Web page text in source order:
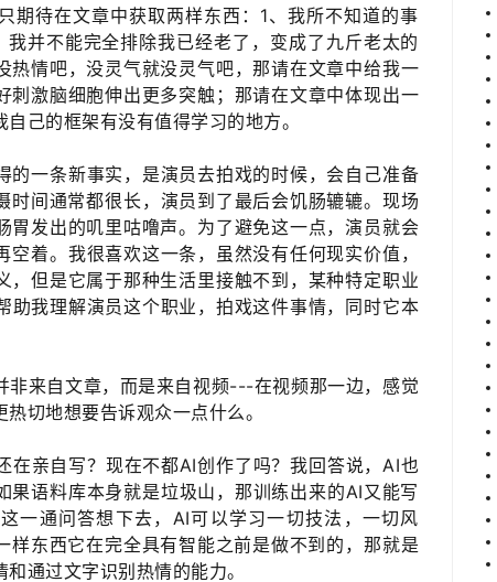
期待在文章中获取两样东西：1、​我所不知道的事
并不能完全排除我已经老了，变成了九斤老太的
热情吧，没灵气就没灵气吧，那请在文章中给我一
刺激脑细胞伸出更多突触；那请在文章中体现出一
己的​框架有没有值得学习的地方。
的一条新事实，是演员去拍戏的时候，会自己准备
时间通常都很长，​演员到了最后会饥肠辘辘。现场
胃发出的叽里咕噜声。为了避免这一点，演员就会
空着​。我很喜欢这一条，虽然没有任何现实价值，
，但是它属于那种生活里接触不到，某种特定职业
助我理解演员这个职业，拍戏这件事情，同时它本
非来自文章，而是来自视频---在视频那一边，感觉
切地想要告诉观众​一点什么。
在亲自写？现在不都AI创作了吗？我回答说，AI也
果语料库本身就是垃圾山，那训练出来的AI又能写
一通问答想下去，AI可以学习一切技法，一切风
样东西它在完全具有智能之前是做不到的​，那就是
通过文字识别热情的能力。